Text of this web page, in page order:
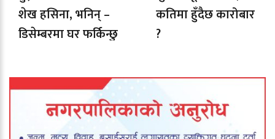
शेख हसिना, भनिन् –
डिसेम्बरमा घर फर्किन्छु
कतिमा हुँदैछ कारोबार
?